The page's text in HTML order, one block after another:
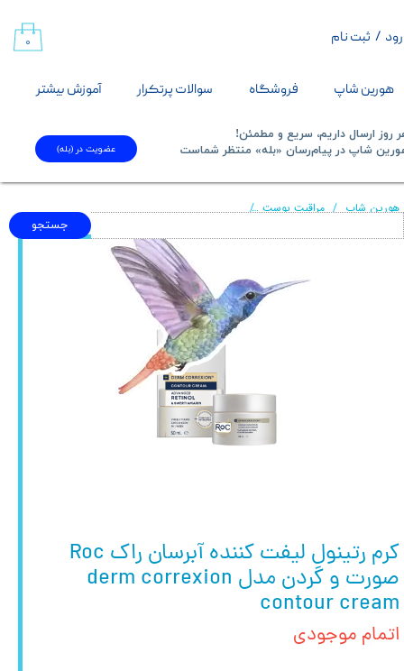
هورین شاپ فروشگاه سوالات پرتکرار آموزش بیشتر
/ ثبت نام
حساب کاربری من
تغییر گذر واژه
خروج از حساب کاربری
۰
جستجو
روز ارسال داریم، سریع و مطمئن!
شاپ در پیام‌رسان «بله» منتظر شماست​​​​​​​
عضویت در (بله)
هورین شاپ مراقبت پوست کرم رتینول لیفت کننده آبرسان راک Roc صورت و گردن مدل derm correxion contour cream
کرم رتینول لیفت کننده آبرسان راک Roc
صورت و گردن مدل derm correxion
contour cream
اتمام موجودی